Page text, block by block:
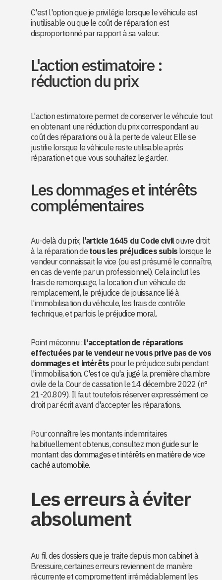
C'est l'option que je privilégie lorsque le véhicule est
inutilisable ou que le coût de réparation est
disproportionné par rapport à sa valeur.
L'action estimatoire :
réduction du prix
L'action estimatoire permet de conserver le véhicule tout
en obtenant une réduction du prix correspondant au
coût des réparations ou à la perte de valeur. Elle se
justifie lorsque le véhicule reste utilisable après
réparation et que vous souhaitez le garder.
Les dommages et intérêts
complémentaires
Au-delà du prix, l'article 1645 du Code civilouvre droit
à la réparation de tous les préjudices subis lorsque le
vendeur connaissait le vice (ou est présumé le connaître,
en cas de vente par un professionnel). Cela inclut les
frais de remorquage, la location d'un véhicule de
remplacement, le préjudice de jouissance lié à
l'immobilisation du véhicule, les frais de contrôle
technique, et parfois le préjudice moral.
Point méconnu : l'acceptation de réparations
effectuées par le vendeur ne vous prive pas de vos
dommages et intérêts pour le préjudice subi pendant
l'immobilisation. C'est ce qu'a jugé la première chambre
civile de la Cour de cassation le 14 décembre 2022 (n°
21-20.809). Il faut toutefois réserver expressément ce
droit par écrit avant d'accepter les réparations.
Pour connaître les montants indemnitaires
habituellement obtenus, consultez mon guide sur le
montant des dommages et intérêts en matière de vice
caché automobile.
Les erreurs à éviter
absolument
Au fil des dossiers que je traite depuis mon cabinet à
Bressuire, certaines erreurs reviennent de manière
récurrente et compromettent irrémédiablement les